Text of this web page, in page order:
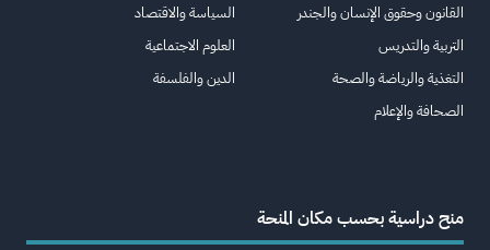
القانون وحقوق الإنسان والجندر
التربية والتدريس
التغذية والرياضة والصحة
الصحافة والإعلام
السياسة والاقتصاد
العلوم الاجتماعية
الدين والفلسفة
منح دراسية بحسب مكان المنحة